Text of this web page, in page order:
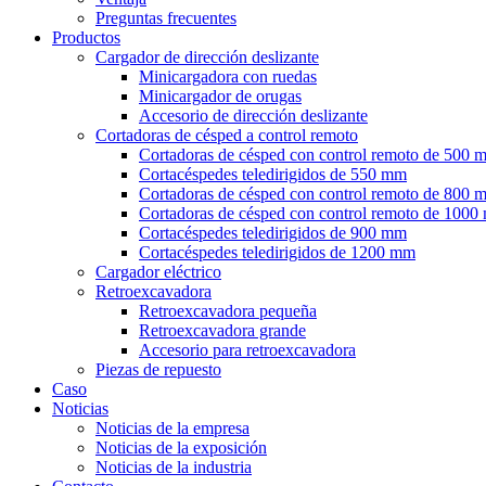
Preguntas frecuentes
Productos
Cargador de dirección deslizante
Minicargadora con ruedas
Minicargador de orugas
Accesorio de dirección deslizante
Cortadoras de césped a control remoto
Cortadoras de césped con control remoto de 500
Cortacéspedes teledirigidos de 550 mm
Cortadoras de césped con control remoto de 800
Cortadoras de césped con control remoto de 1000
Cortacéspedes teledirigidos de 900 mm
Cortacéspedes teledirigidos de 1200 mm
Cargador eléctrico
Retroexcavadora
Retroexcavadora pequeña
Retroexcavadora grande
Accesorio para retroexcavadora
Piezas de repuesto
Caso
Noticias
Noticias de la empresa
Noticias de la exposición
Noticias de la industria